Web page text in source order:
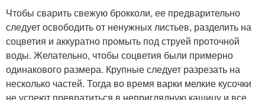
Чтобы сварить свежую брокколи, ее предварительно
следует освободить от ненужных листьев, разделить на
соцветия и аккуратно промыть под струей проточной
воды. Желательно, чтобы соцветия были примерно
одинакового размера. Крупные следует разрезать на
несколько частей. Тогда во время варки мелкие кусочки
не успеют превратиться в неприглядную кашицу и все